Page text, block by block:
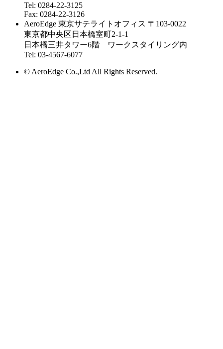
Tel: 0284-22-3125
Fax: 0284-22-3126
AeroEdge 東京サテライトオフィス 〒103-0022
東京都中央区日本橋室町2-1-1
日本橋三井タワー6階 ワークスタイリング内
Tel: 03-4567-6077
© AeroEdge Co.,Ltd All Rights Reserved.